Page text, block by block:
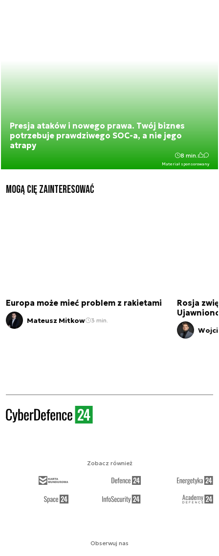
Presja ataków i nowego prawa. Twój biznes
potrzebuje prawdziwego SOC-a, a nie jego
atrapy
Materiał sponsorowany
8 min.
Mogą Cię zainteresować
Europa może mieć problem z rakietami
Mateusz Mitkow 3 min.
Rosja
Obserwuj nas
Zobacz również